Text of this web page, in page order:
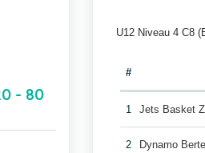
- 80
U12 Niveau 4 C8
#
1 Jets Basket
2 Dynamo